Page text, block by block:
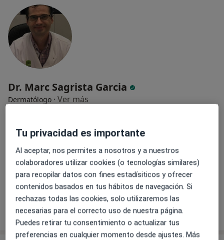
Dr. Marc Sagrista Garcia
Dermatólogo · Ver más
C. de la Masia del Roser, 12, Lloret de Mar
Gabimedi Lloret
Acepta Clinicum Seguros
Primera visita Dermatología
Pedir una cita
Tu privacidad es importante
Al aceptar, nos permites a nosotros y a nuestros
colaboradores utilizar cookies (o tecnologías similares)
para recopilar datos con fines estadísiticos y ofrecer
contenidos basados en tus hábitos de navegación. Si
rechazas todas las cookies, solo utilizaremos las
necesarias para el correcto uso de nuestra página.
Puedes retirar tu consentimiento o actualizar tus
preferencias en cualquier momento desde ajustes. Más